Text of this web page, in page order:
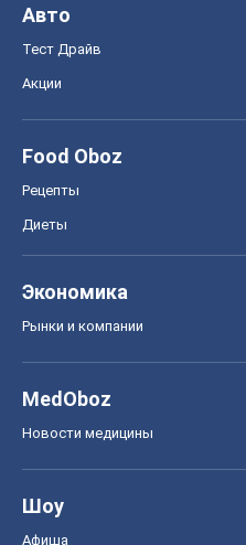
Авто
Тест Драйв
Акции
Food Oboz
Рецепты
Диеты
Экономика
Рынки и компании
MedOboz
Новости медицины
Шоу
Афиша